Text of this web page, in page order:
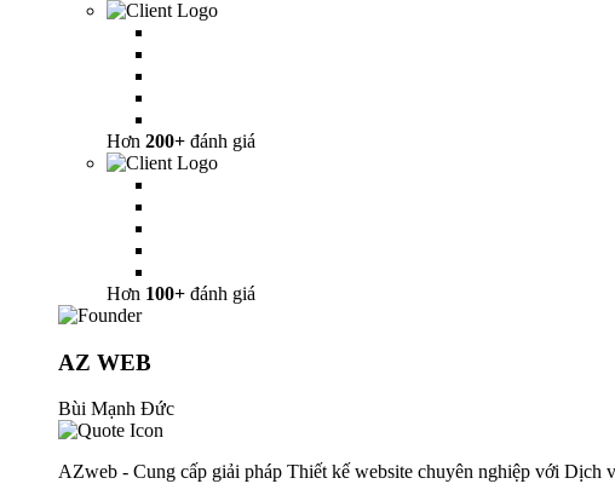
Hơn 200+ đánh giá
Hơn 100+ đánh giá
AZ WEB
Bùi Mạnh Đức
AZweb - Cung cấp giải pháp Thiết kế website chuyên nghiệp với Dịch